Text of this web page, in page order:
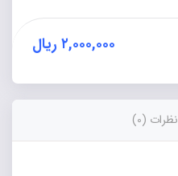
۲,۰۰۰,۰۰۰ ریال
نظرات (0)